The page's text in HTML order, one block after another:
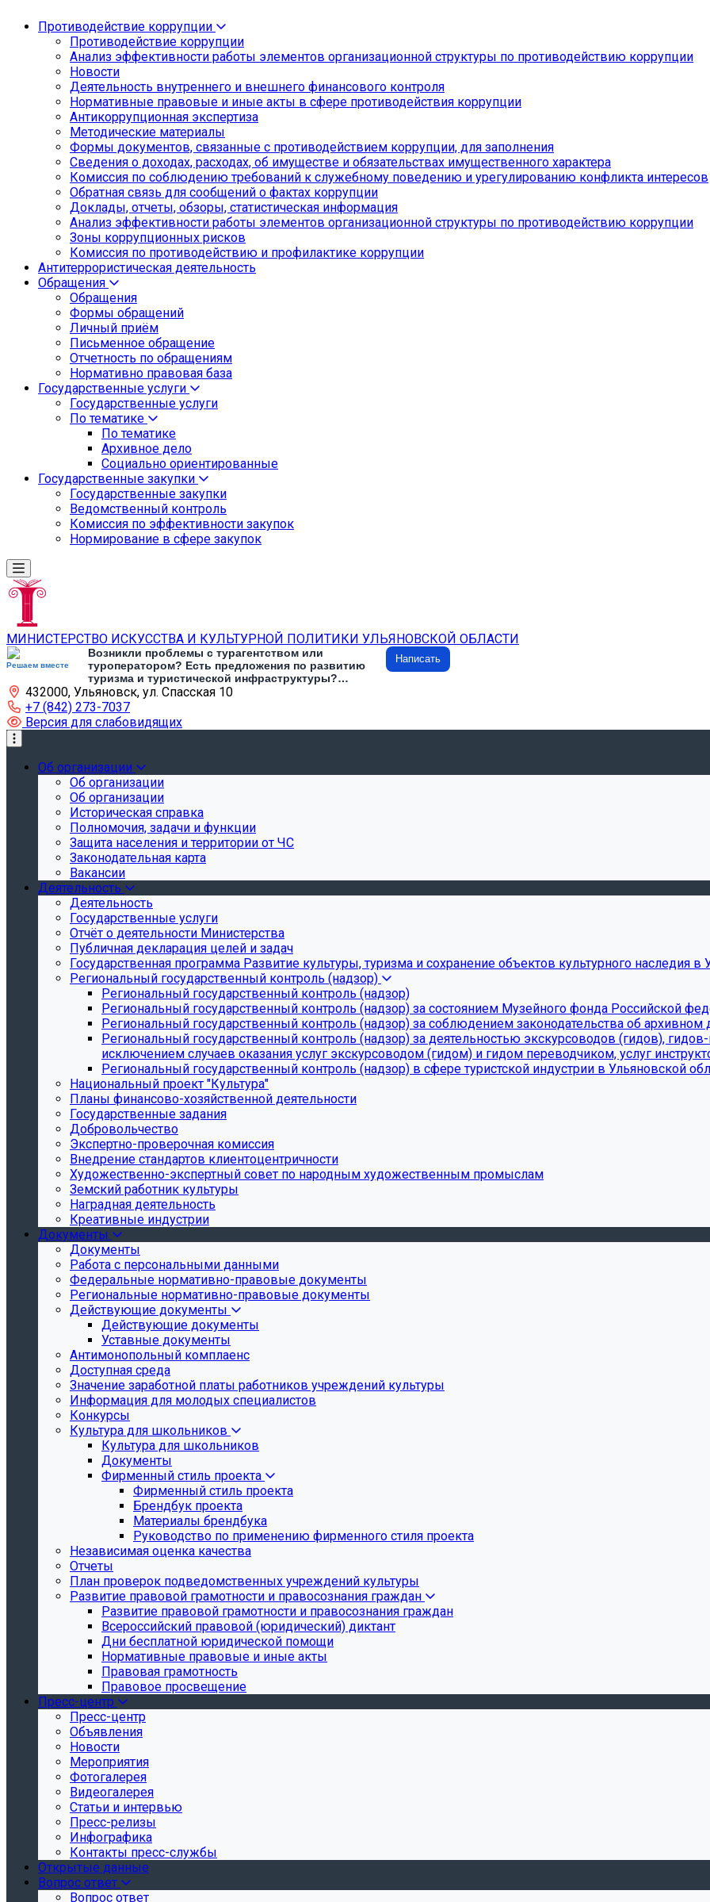
Противодействие коррупции
Противодействие коррупции
Анализ эффективности работы элементов организационной структуры по противодействию коррупции
Новости
Деятельность внутреннего и внешнего финансового контроля
Нормативные правовые и иные акты в сфере противодействия коррупции
Антикоррупционная экспертиза
Методические материалы
Формы документов, связанные с противодействием коррупции, для заполнения
Сведения о доходах, расходах, об имуществе и обязательствах имущественного характера
Комиссия по соблюдению требований к служебному поведению и урегулированию конфликта интересов
Обратная связь для сообщений о фактах коррупции
Доклады, отчеты, обзоры, статистическая информация
Анализ эффективности работы элементов организационной структуры по противодействию коррупции
Зоны коррупционных рисков
Комиссия по противодействию и профилактике коррупции
Антитеррористическая деятельность
Обращения
Обращения
Формы обращений
Личный приём
Письменное обращение
Отчетность по обращениям
Нормативно правовая база
Государственные услуги
Государственные услуги
По тематике
По тематике
Архивное дело
Социально ориентированные
Государственные закупки
Государственные закупки
Ведомственный контроль
Комиссия по эффективности закупок
Нормирование в сфере закупок
МИНИСТЕРСТВО ИСКУССТВА И КУЛЬТУРНОЙ ПОЛИТИКИ УЛЬЯНОВСКОЙ ОБЛАСТИ
Решаем вместе
Возникли проблемы с турагентством или
туроператором? Есть предложения по развитию
туризма и туристической инфраструктуры?
Напишите об этом
Написать
432000, Ульяновск, ул. Спасская 10
+7 (842) 273-7037
Версия для слабовидящих
Об организации
Об организации
Об организации
Историческая справка
Полномочия, задачи и функции
Защита населения и территории от ЧС
Законодательная карта
Вакансии
Деятельность
Деятельность
Государственные услуги
Отчёт о деятельности Министерства
Публичная декларация целей и задач
Государственная программа Развитие культуры, туризма и сохранение объектов культурного наследия в
Региональный государственный контроль (надзор)
Региональный государственный контроль (надзор)
Региональный государственный контроль (надзор) за состоянием Музейного фонда Российской
Региональный государственный контроль (надзор) за соблюдением законодательства об архивном
Региональный государственный контроль (надзор) за деятельностью экскурсоводов (гидов),
исключением случаев оказания услуг экскурсоводом (гидом) и гидом переводчиком, услуг
Региональный государственный контроль (надзор) в сфере туристской индустрии в Ульяновской
Национальный проект "Культура"
Планы финансово-хозяйственной деятельности
Государственные задания
Добровольчество
Экспертно-проверочная комиссия
Внедрение стандартов клиентоцентричности
Художественно-экспертный совет по народным художественным промыслам
Земский работник культуры
Наградная деятельность
Креативные индустрии
Документы
Документы
Работа с персональными данными
Федеральные нормативно-правовые документы
Региональные нормативно-правовые документы
Действующие документы
Действующие документы
Уставные документы
Антимонопольный комплаенс
Доступная среда
Значение заработной платы работников учреждений культуры
Информация для молодых специалистов
Конкурсы
Культура для школьников
Культура для школьников
Документы
Фирменный стиль проекта
Фирменный стиль проекта
Брендбук проекта
Материалы брендбука
Руководство по применению фирменного стиля проекта
Независимая оценка качества
Отчеты
План проверок подведомственных учреждений культуры
Развитие правовой грамотности и правосознания граждан
Развитие правовой грамотности и правосознания граждан
Всероссийский правовой (юридический) диктант
Дни бесплатной юридической помощи
Нормативные правовые и иные акты
Правовая грамотность
Правовое просвещение
Пресс-центр
Пресс-центр
Объявления
Новости
Мероприятия
Фотогалерея
Видеогалерея
Статьи и интервью
Пресс-релизы
Инфографика
Контакты пресс-службы
Открытые данные
Вопрос ответ
Вопрос ответ